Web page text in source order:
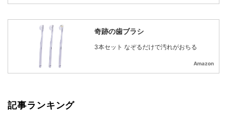
奇跡の歯ブラシ
3本セット なぞるだけで汚れがおちる
Amazon
記事ランキング